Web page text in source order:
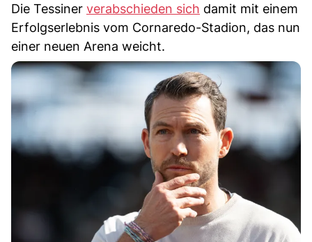
Die Tessiner verabschieden sich damit mit einem
Erfolgserlebnis vom Cornaredo-Stadion, das nun
einer neuen Arena weicht.